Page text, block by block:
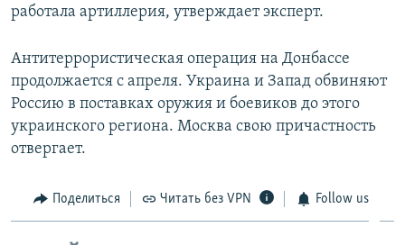
работала артиллерия, утверждает эксперт.
Антитеррористическая операция на Донбассе
продолжается с апреля. Украина и Запад обвиняют
Россию в поставках оружия и боевиков до этого
украинского региона. Москва свою причастность
отвергает.
Поделиться Читать без VPN Follow us